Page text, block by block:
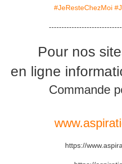
#JeResteChezMoi
Pour nos
en ligne
Commande
https://